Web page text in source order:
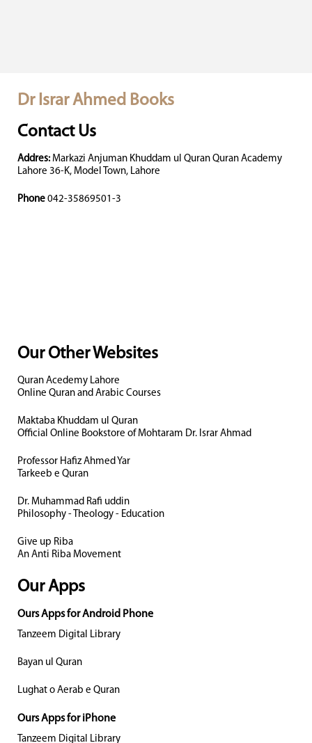
Dr Israr Ahmed Books
Contact Us
Addres: Markazi Anjuman Khuddam ul Quran Quran Academy
Lahore 36-K, Model Town, Lahore
Phone 042-35869501-3
Our Other Websites
Quran Acedemy Lahore
Online Quran and Arabic Courses
Maktaba Khuddam ul Quran
Official Online Bookstore of Mohtaram Dr. Israr Ahmad
Professor Hafiz Ahmed Yar
Tarkeeb e Quran
Dr. Muhammad Rafi uddin
Philosophy - Theology - Education
Give up Riba
An Anti Riba Movement
Our Apps
Ours Apps for Android Phone
Tanzeem Digital Library
Bayan ul Quran
Lughat o Aerab e Quran
Ours Apps for iPhone
Tanzeem Digital Library